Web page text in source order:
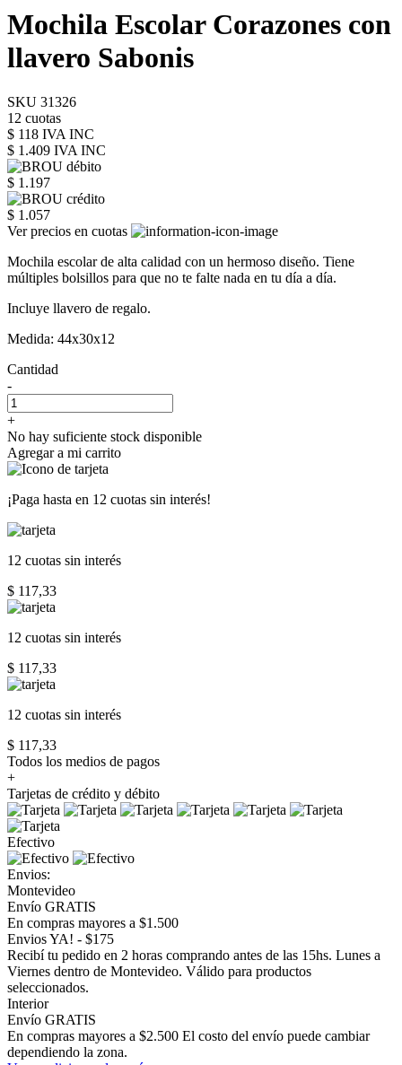
Mochila Escolar Corazones con
llavero Sabonis
SKU 31326
12 cuotas
$ 118 IVA INC
$ 1.409 IVA INC
$ 1.197
$ 1.057
Ver precios en cuotas
Mochila escolar de alta calidad con un hermoso diseño. Tiene
múltiples bolsillos para que no te falte nada en tu día a día.
Incluye llavero de regalo.
Medida: 44x30x12
Cantidad
-
+
No hay suficiente stock disponible
Agregar a mi carrito
¡Paga hasta en 12 cuotas sin interés!
12 cuotas sin interés
$ 117,33
12 cuotas sin interés
$ 117,33
12 cuotas sin interés
$ 117,33
Todos los medios de pagos
+
Tarjetas de crédito y débito
Efectivo
Envios:
Montevideo
Envío GRATIS
En compras mayores a $1.500
Envios YA! - $175
Recibí tu pedido en 2 horas comprando antes de las 15hs. Lunes a
Viernes dentro de Montevideo. Válido para productos
seleccionados.
Interior
Envío GRATIS
En compras mayores a $2.500 El costo del envío puede cambiar
dependiendo la zona.